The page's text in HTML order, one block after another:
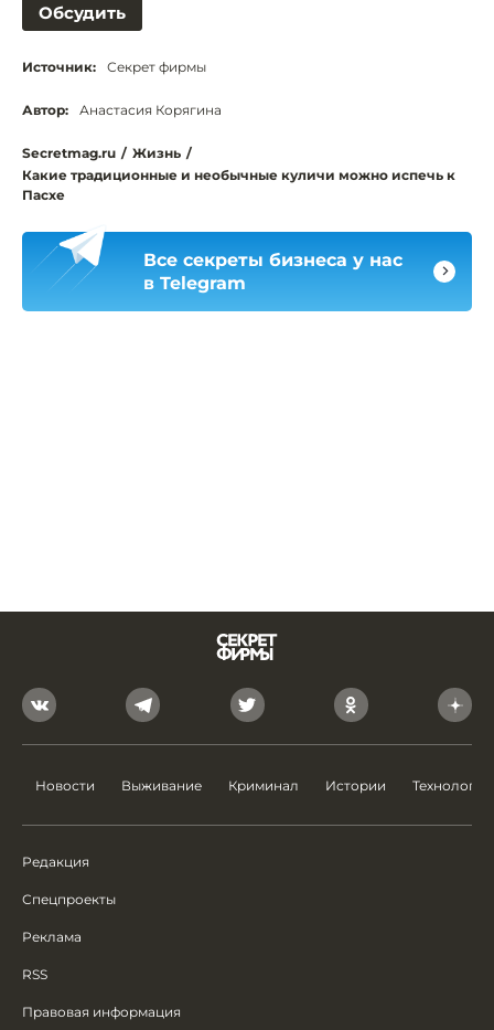
Обсудить
Источник: Секрет фирмы
Автор: Анастасия Корягина
Secretmag.ru / Жизнь /
Какие традиционные и необычные куличи можно испечь к
Пасхе
Все секреты бизнеса у нас
в Telegram
Новости Выживание Криминал Истории Технологии
Редакция
Спецпроекты
Реклама
RSS
Правовая информация